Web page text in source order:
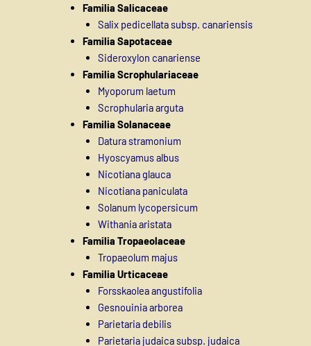
Familia Salicaceae
Salix pedicellata subsp. canariensis
Familia Sapotaceae
Sideroxylon canariense
Familia Scrophulariaceae
Myoporum laetum
Scrophularia arguta
Familia Solanaceae
Datura stramonium
Hyoscyamus albus
Nicotiana glauca
Nicotiana paniculata
Solanum lycopersicum
Withania aristata
Familia Tropaeolaceae
Tropaeolum majus
Familia Urticaceae
Forsskaolea angustifolia
Gesnouinia arborea
Parietaria debilis
Parietaria judaica subsp. judaica